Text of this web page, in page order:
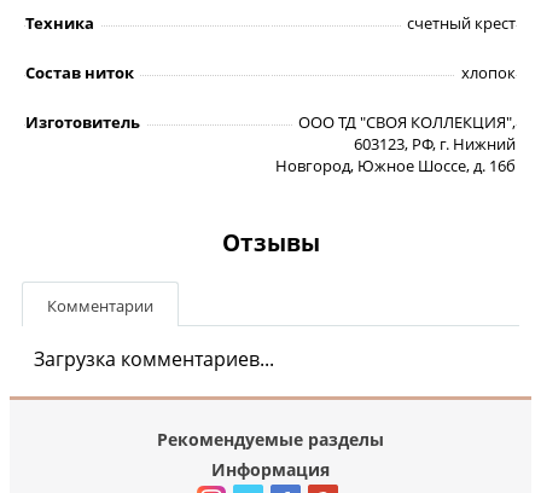
Техника счетный крест
Состав ниток хлопок
Изготовитель
ООО ТД "СВОЯ КОЛЛЕКЦИЯ",
603123, РФ, г. Нижний
Новгород, Южное Шоссе, д. 16б
Отзывы
Комментарии
Загрузка комментариев...
Рекомендуемые разделы
Информация